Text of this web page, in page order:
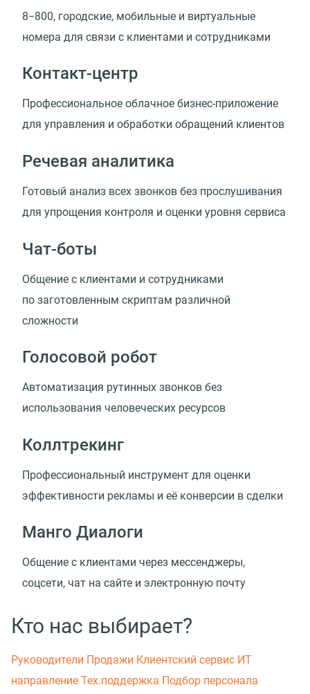
8−800, городские, мобильные и виртуальные
номера для связи с клиентами и сотрудниками
Контакт-центр
Профессиональное облачное бизнес-приложение
для управления и обработки обращений клиентов
Речевая аналитика
Готовый анализ всех звонков без прослушивания
для упрощения контроля и оценки уровня сервиса
Чат-боты
Общение с клиентами и сотрудниками
по заготовленным скриптам различной
сложности
Голосовой робот
Автоматизация рутинных звонков без
использования человеческих ресурсов
Коллтрекинг
Профессиональный инструмент для оценки
эффективности рекламы и её конверсии в сделки
Манго Диалоги
Общение с клиентами через мессенджеры,
соцсети, чат на сайте и электронную почту
Кто нас выбирает?
Руководители Продажи Клиентский сервис ИТ
направление Тех.поддержка Подбор персонала